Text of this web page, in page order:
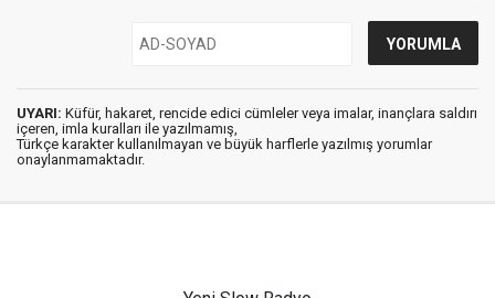
UYARI: Küfür, hakaret, rencide edici cümleler veya imalar, inançlara saldırı
içeren, imla kuralları ile yazılmamış,
Türkçe karakter kullanılmayan ve büyük harflerle yazılmış yorumlar
onaylanmamaktadır.